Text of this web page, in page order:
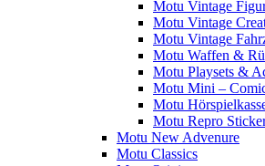
Motu Vintage
Motu Vintage
Motu Vintage
Motu Waffen &
Motu Playsets &
Motu Mini –
Motu
Motu Repro
Motu New Advenure
Motu Classics